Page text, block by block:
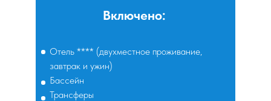
Включено:
Отель **** (двухместное проживание,
завтрак и ужин)
Бассейн
Трансферы